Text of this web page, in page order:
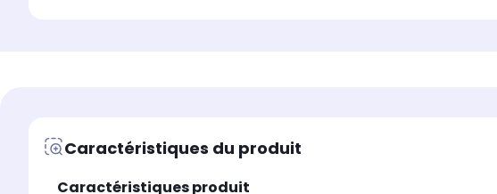
Caractéristiques du produit
Caractéristiques produit